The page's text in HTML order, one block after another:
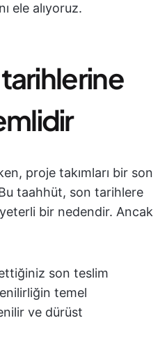
ele alıyoruz.
proje takımları bir son
taahhüt, son tarihlere
bir nedendir. Ancak
son teslim
temel
ve dürüst